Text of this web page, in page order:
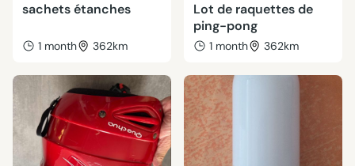
sachets étanches
1 month 362km
Lot de raquettes de
ping-pong
1 month 362km